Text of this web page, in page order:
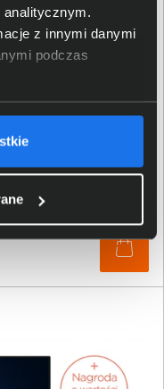
analitycznym.
z innymi danymi
podczas
M90a Gen 5